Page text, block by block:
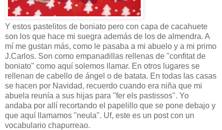
Y estos pastelitos de boniato pero con capa de cacahuete
son los que hace mi suegra además de los de almendra. A
mí me gustan más, como le pasaba a mi abuelo y a mi primo
J.Carlos. Son como empanadillas rellenas de "confitat de
boniato" como aquí solemos llamar. En otros lugares se
rellenan de cabello de ángel o de batata. En todas las casas
se hacen por Navidad, recuerdo cuando era niña que mi
abuela reunía a sus hijas para "fer els pastissos". Yo
andaba por allí recortando el papelillo que se pone debajo y
que aquí llamamos "neula". Uf, este es un post con un
vocabulario chapurreao.